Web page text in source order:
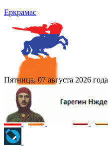
Еркрамас
Пятница, 07 августа 2026 года